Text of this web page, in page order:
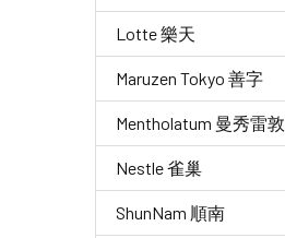
Lotte 樂天
Maruzen Tokyo 善字
Mentholatum 曼秀雷敦
Nestle 雀巢
ShunNam 順南